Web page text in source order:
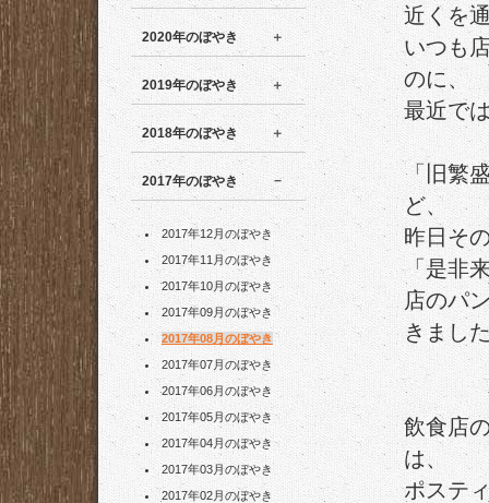
2020年のぼやき
2019年のぼやき
2018年のぼやき
2017年のぼやき
2017年12月のぼやき
2017年11月のぼやき
2017年10月のぼやき
2017年09月のぼやき
2017年08月のぼやき
2017年07月のぼやき
2017年06月のぼやき
2017年05月のぼやき
2017年04月のぼやき
2017年03月のぼやき
2017年02月のぼやき
近くを
いつも
のに、
最近で
「旧繁
ど、
昨日そ
「是非
店のパ
きまし
飲食店
は、
ポステ